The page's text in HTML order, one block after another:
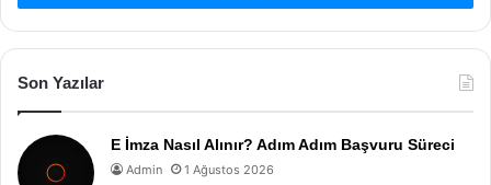
Son Yazılar
E İmza Nasıl Alınır? Adım Adım Başvuru Süreci
Admin 1 Ağustos 2026